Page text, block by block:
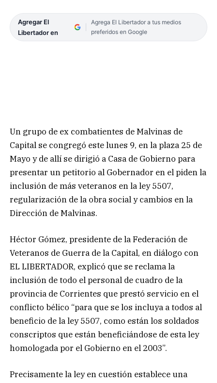
Agregar El
Libertador en
Agrega El Libertador a tus medios
preferidos en Google
Un grupo de ex combatientes de Malvinas de
Capital se congregó este lunes 9, en la plaza 25 de
Mayo y de allí se dirigió a Casa de Gobierno para
presentar un petitorio al Gobernador en el piden la
inclusión de más veteranos en la ley 5507,
regularización de la obra social y cambios en la
Dirección de Malvinas.
Héctor Gómez, presidente de la Federación de
Veteranos de Guerra de la Capital, en diálogo con
EL LIBERTADOR, explicó que se reclama la
inclusión de todo el personal de cuadro de la
provincia de Corrientes que prestó servicio en el
conflicto bélico “para que se los incluya a todos al
beneficio de la ley 5507, como están los soldados
conscriptos que están beneficiándose de esta ley
homologada por el Gobierno en el 2003”.
Precisamente la ley en cuestión establece una